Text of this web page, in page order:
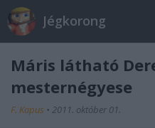
Jégkorong
Máris látható
mesternégyese
F. Kapus • 2011. október 01.